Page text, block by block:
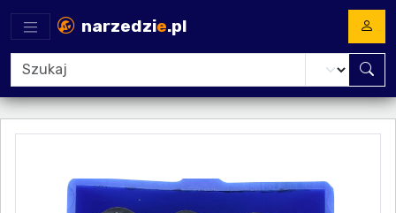
narzedzie.pl